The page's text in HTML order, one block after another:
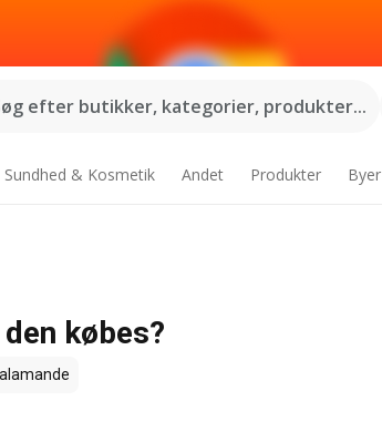
efter butikker, kategorier, produkter...
Sundhed & Kosmetik Andet Produkter Byer
købes?